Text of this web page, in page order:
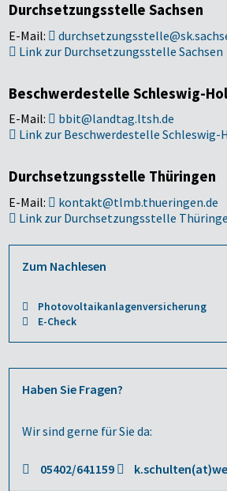
Durchsetzungsstelle Sachsen
E-Mail:
Link zur Durchsetzungsstelle Sachsen
Beschwerdestelle Schleswig-
E-Mail:
bbit@landtag.ltsh.de
Link zur Beschwerdestelle Schleswig-
Durchsetzungsstelle Thüringen
E-Mail:
kontakt@tlmb.thueringen.de
Link zur Durchsetzungsstelle
Zum Nachlesen
Photovoltaikanlagenversicherung
E-Check
Haben Sie Fragen?
Wir sind gerne für Sie da:
05402/641159